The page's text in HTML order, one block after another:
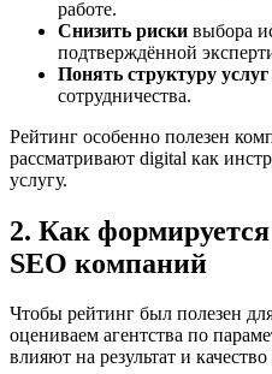
работе.
Снизить риски выбора
подтверждённой
Понять структуру
сотрудничества.
Рейтинг особенно полезен
рассматривают digital как
услугу.
2. Как
SEO компаний
Чтобы рейтинг был полезен
оцениваем агентства по
влияют на результат и